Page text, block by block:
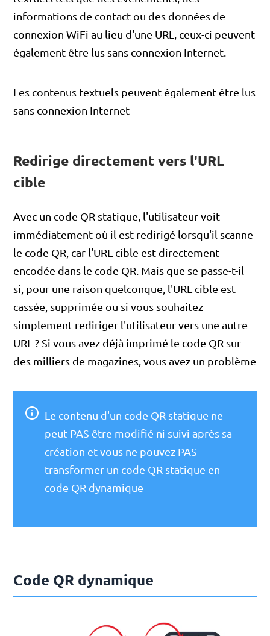
informations de contact ou des données de
connexion WiFi au lieu d'une URL, ceux-ci peuvent
également être lus sans connexion Internet.
Les contenus textuels peuvent également être lus
sans connexion Internet
Redirige directement vers l'URL
cible
Avec un code QR statique, l'utilisateur voit
immédiatement où il est redirigé lorsqu'il scanne
le code QR, car l'URL cible est directement
encodée dans le code QR. Mais que se passe-t-il
si, pour une raison quelconque, l'URL cible est
cassée, supprimée ou si vous souhaitez
simplement rediriger l'utilisateur vers une autre
URL ? Si vous avez déjà imprimé le code QR sur
des milliers de magazines, vous avez un problème
Le contenu d'un code QR statique ne
peut PAS être modifié ni suivi après sa
création et vous ne pouvez PAS
transformer un code QR statique en
code QR dynamique
Code QR dynamique